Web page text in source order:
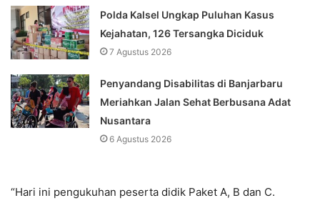
Polda Kalsel Ungkap Puluhan Kasus
Kejahatan, 126 Tersangka Diciduk
7 Agustus 2026
Penyandang Disabilitas di Banjarbaru
Meriahkan Jalan Sehat Berbusana Adat
Nusantara
6 Agustus 2026
“Hari ini pengukuhan peserta didik Paket A, B dan C.